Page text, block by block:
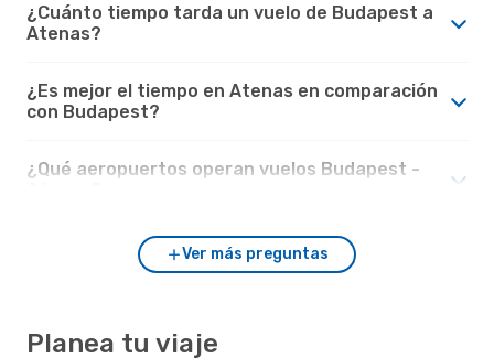
¿Cuánto tiempo tarda un vuelo de Budapest a
Atenas?
¿Es mejor el tiempo en Atenas en comparación
con Budapest?
¿Qué aeropuertos operan vuelos Budapest -
Ver más preguntas
Planea tu viaje